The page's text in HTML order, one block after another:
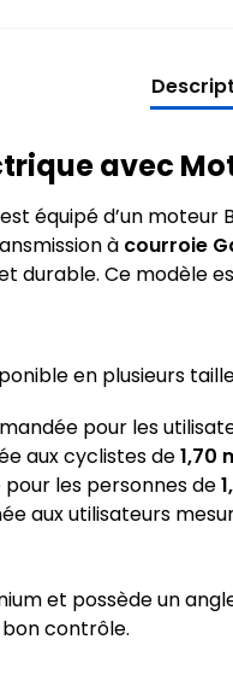
avec
équipé d’un moteur
à courroie
durable. Ce modèle
en plusieurs
pour les
aux cyclistes de1,70
pour les personnes de
aux utilisateurs
et possède un
contrôle.